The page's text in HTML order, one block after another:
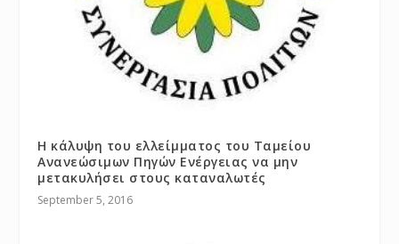
Η κάλυψη του ελλείμματος του Ταμείου
Ανανεώσιμων Πηγών Ενέργειας να μην
μετακυλήσει στους καταναλωτές
September 5, 2016